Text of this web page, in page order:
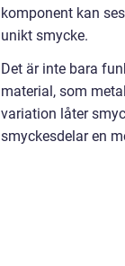
komponent kan
unikt smycke.
Det är inte bara
material, som
variation låter
smyckesdelar en